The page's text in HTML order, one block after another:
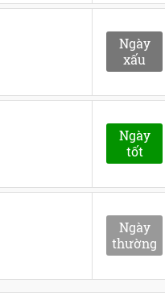
Ngày
xấu
Ngày
tốt
Ngày
thường